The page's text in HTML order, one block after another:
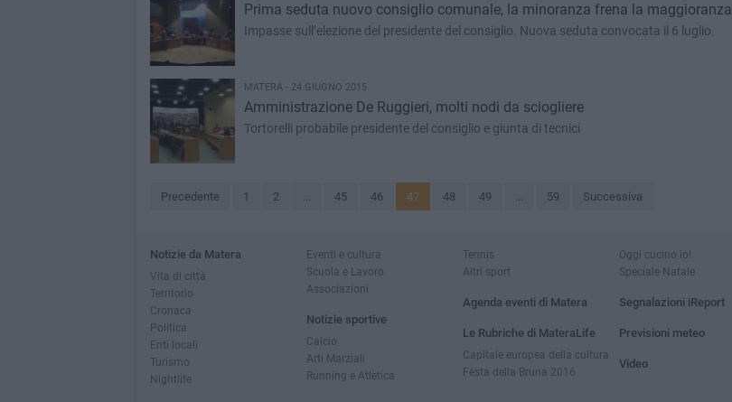
Prima seduta nuovo consiglio comunale, la minoranza frena la maggioranza
Impasse sull’elezione del presidente del consiglio. Nuova seduta convocata il 6 luglio.
MATERA - 24 GIUGNO 2015
Amministrazione De Ruggieri, molti nodi da sciogliere
Tortorelli probabile presidente del consiglio e giunta di tecnici
Precedente 1 2 ... 45 46 47 48 49 ... 59 Successiva
Notizie da Matera
Vita di città
Territorio
Cronaca
Politica
Enti locali
Turismo
Nightlife
Eventi e cultura
Scuola e Lavoro
Associazioni
Notizie sportive
Calcio
Arti Marziali
Running e Atletica
Tennis
Altri sport
Agenda eventi di Matera
Le Rubriche di MateraLife
Capitale europea della cultura
Festa della Bruna 2016
Oggi cucino io!
Speciale Natale
Segnalazioni iReport
Previsioni meteo
Video